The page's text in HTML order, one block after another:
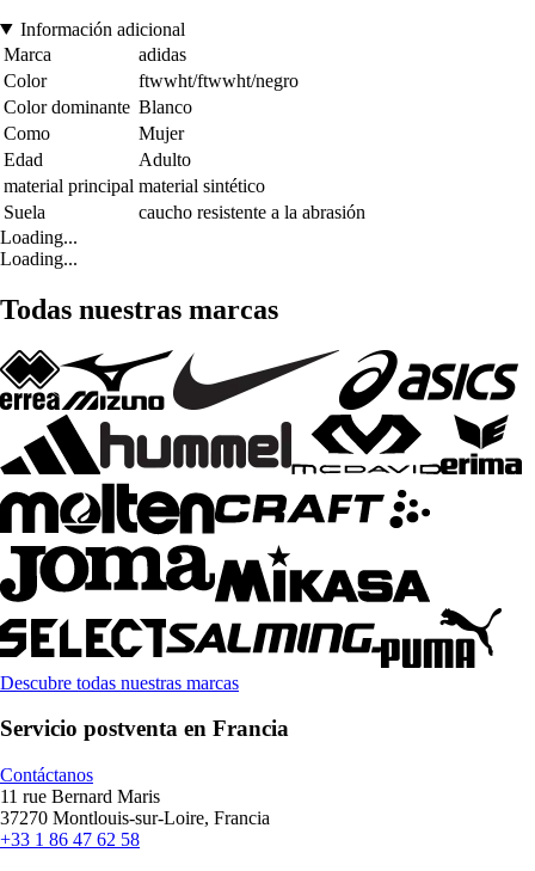
Información adicional
Marca
adidas
Color
ftwwht/ftwwht/negro
Color dominante Blanco
Como
Mujer
Edad
Adulto
material principal material sintético
Suela
caucho resistente a la abrasión
Loading...
Loading...
Todas nuestras marcas
Descubre todas nuestras marcas
Servicio postventa en Francia
Contáctanos
11 rue Bernard Maris
37270 Montlouis-sur-Loire, Francia
+33 1 86 47 62 58